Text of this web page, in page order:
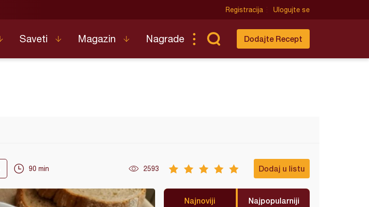
Registracija Ulogujte se
Saveti Magazin Nagrade Dodajte Recept
90 min 2593 Dodaj u listu
Najnoviji Najpopularniji